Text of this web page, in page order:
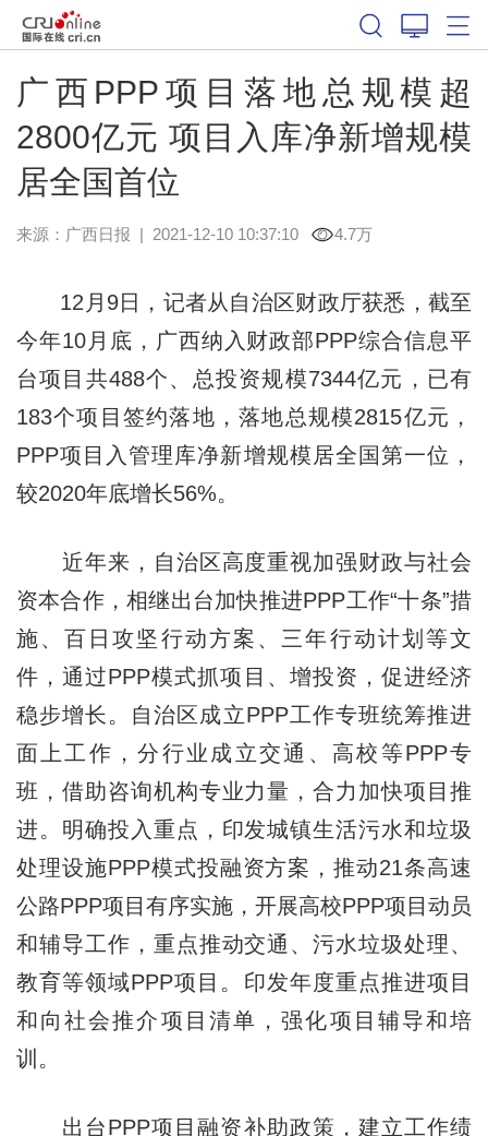
广西PPP项目落地总规模超
2800亿元 项目入库净新增规模
居全国首位
来源： 广西日报 | 2021-12-10 10:37:10 4.7万
12月9日，记者从自治区财政厅获悉，截至
今年10月底，广西纳入财政部PPP综合信息平
台项目共488个、总投资规模7344亿元，已有
183个项目签约落地，落地总规模2815亿元，
PPP项目入管理库净新增规模居全国第一位，
较2020年底增长56%。
近年来，自治区高度重视加强财政与社会
资本合作，相继出台加快推进PPP工作“十条”措
施、百日攻坚行动方案、三年行动计划等文
件，通过PPP模式抓项目、增投资，促进经济
稳步增长。自治区成立PPP工作专班统筹推进
面上工作，分行业成立交通、高校等PPP专
班，借助咨询机构专业力量，合力加快项目推
进。明确投入重点，印发城镇生活污水和垃圾
处理设施PPP模式投融资方案，推动21条高速
公路PPP项目有序实施，开展高校PPP项目动员
和辅导工作，重点推动交通、污水垃圾处理、
教育等领域PPP项目。印发年度重点推进项目
和向社会推介项目清单，强化项目辅导和培
训。
出台PPP项目融资补助政策，建立工作绩